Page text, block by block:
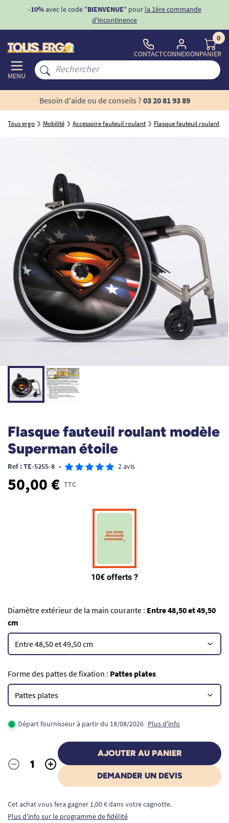
-10%avec le code "BIENVENUE" pour la 1ère commande
d'incontinence
MENU
CONTACTCONNEXION
0
PANIER
Besoin d'aide ou de conseils ? 03 20 81 93 89
Tous ergo Mobilité Accessoire fauteuil roulant Flasque fauteuil roulant
Flasque fauteuil roulant modèle
Superman étoile
Ref : TE-5255-8 • 2 avis
50,00 € TTC
Diamètre extérieur de la main courante : Entre 48,50 et 49,50
cm
Forme des pattes de fixation : Pattes plates
Départ fournisseur à partir du 18/08/2026 Plus d'info
Quantité
- +
AJOUTER AU PANIER
DEMANDER UN DEVIS
Cet achat vous fera gagner 1,00 € dans votre cagnotte.
Plus d'info sur le programme de fidélité